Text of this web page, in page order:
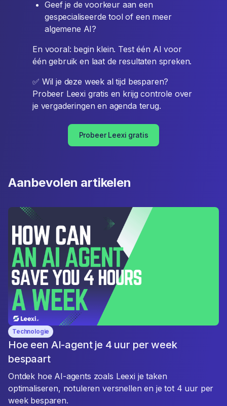
Geef je de voorkeur aan een
gespecialiseerde tool of een meer
algemene AI?
En vooral: begin klein. Test één AI voor
één gebruik en laat de resultaten spreken.
✅ Wil je deze week al tijd besparen?
Probeer Leexi gratis en krijg controle over
je vergaderingen en agenda terug.
Probeer Leexi gratis
Aanbevolen artikelen
Technologie
Hoe een AI-agent je 4 uur per week
bespaart
Ontdek hoe AI-agents zoals Leexi je taken
optimaliseren, notuleren versnellen en je tot 4 uur per
week besparen.